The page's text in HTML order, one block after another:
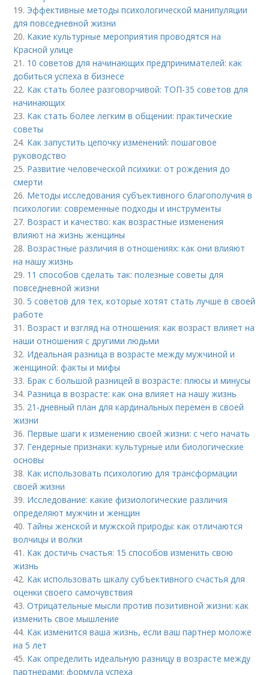
19. Эффективные методы психологической манипуляции
для повседневной жизни
20. Какие культурные мероприятия проводятся на
Красной улице
21. 10 советов для начинающих предпринимателей: как
добиться успеха в бизнесе
22. Как стать более разговорчивой: ТОП-35 советов для
начинающих
23. Как стать более легким в общении: практические
советы
24. Как запустить цепочку изменений: пошаговое
руководство
25. Развитие человеческой психики: от рождения до
смерти
26. Методы исследования субъективного благополучия в
психологии: современные подходы и инструменты
27. Возраст и качество: как возрастные изменения
влияют на жизнь женщины
28. Возрастные различия в отношениях: как они влияют
на нашу жизнь
29. 11 способов сделать так: полезные советы для
повседневной жизни
30. 5 советов для тех, которые хотят стать лучше в своей
работе
31. Возраст и взгляд на отношения: как возраст влияет на
наши отношения с другими людьми
32. Идеальная разница в возрасте между мужчиной и
женщиной: факты и мифы
33. Брак с большой разницей в возрасте: плюсы и минусы
34. Разница в возрасте: как она влияет на нашу жизнь
35. 21-дневный план для кардинальных перемен в своей
жизни
36. Первые шаги к изменению своей жизни: с чего начать
37. Гендерные признаки: культурные или биологические
основы
38. Как использовать психологию для трансформации
своей жизни
39. Исследование: какие физиологические различия
определяют мужчин и женщин
40. Тайны женской и мужской природы: как отличаются
волчицы и волки
41. Как достичь счастья: 15 способов изменить свою
жизнь
42. Как использовать шкалу субъективного счастья для
оценки своего самочувствия
43.Отрицательные мысли против позитивной жизни: как
изменить свое мышление
44. Как изменится ваша жизнь, если ваш партнер моложе
на 5 лет
45. Как определить идеальную разницу в возрасте между
партнерами: формула успеха